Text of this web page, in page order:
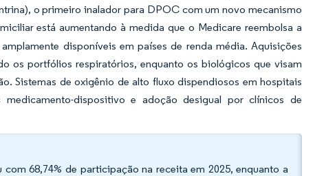
o primeiro inalador para DPOC com um novo mecanismo
está aumentando à medida que o Medicare reembolsa a
disponíveis em países de renda média. Aquisições
os portfólios respiratórios, enquanto os biológicos que visam
Sistemas de oxigênio de alto fluxo dispendiosos em hospitais
dispositivo e adoção desigual por clínicos de
68,74% de participação na receita em 2025, enquanto a